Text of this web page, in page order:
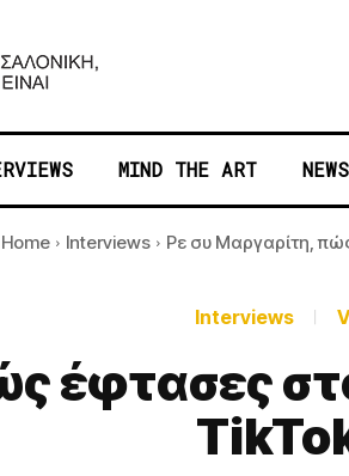
MIND THE ART
Home Interviews Ρε συ Μαργαρίτη,
Interviews
έφτασες